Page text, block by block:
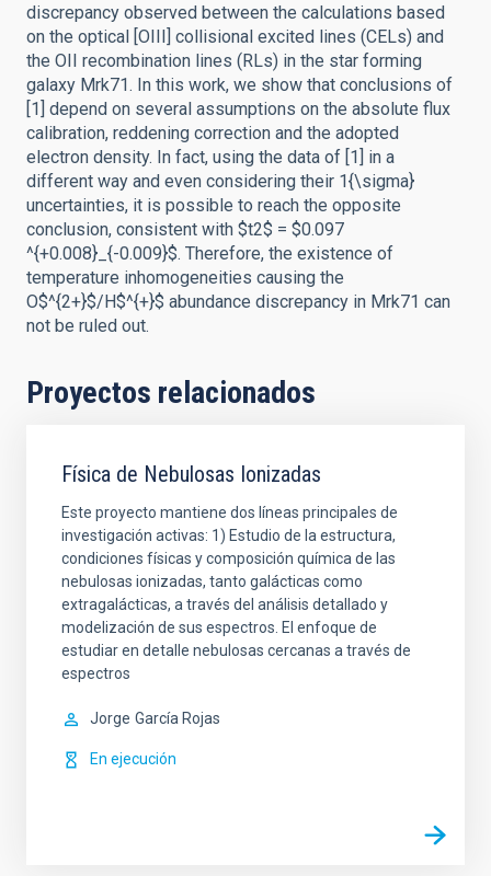
discrepancy observed between the calculations based
on the optical [OIII] collisional excited lines (CELs) and
the OII recombination lines (RLs) in the star forming
galaxy Mrk71. In this work, we show that conclusions of
[1] depend on several assumptions on the absolute flux
calibration, reddening correction and the adopted
electron density. In fact, using the data of [1] in a
different way and even considering their 1{\sigma}
uncertainties, it is possible to reach the opposite
conclusion, consistent with $t2$ = $0.097
^{+0.008}_{-0.009}$. Therefore, the existence of
temperature inhomogeneities causing the
O$^{2+}$/H$^{+}$ abundance discrepancy in Mrk71 can
not be ruled out.
Proyectos relacionados
Física de Nebulosas Ionizadas
Este proyecto mantiene dos líneas principales de
investigación activas: 1) Estudio de la estructura,
condiciones físicas y composición química de las
nebulosas ionizadas, tanto galácticas como
extragalácticas, a través del análisis detallado y
modelización de sus espectros. El enfoque de
estudiar en detalle nebulosas cercanas a través de
espectros
Jorge García Rojas
En ejecución